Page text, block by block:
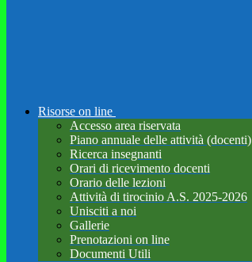
Risorse on line
Accesso area riservata
Piano annuale delle attività (docenti)
Ricerca insegnanti
Orari di ricevimento docenti
Orario delle lezioni
Attività di tirocinio A.S. 2025-2026
Unisciti a noi
Gallerie
Prenotazioni on line
Documenti Utili